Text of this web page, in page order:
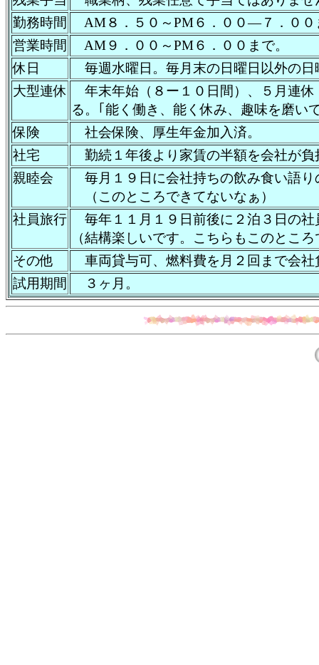
勤務時間
AM８．５０～PM６．００―７．００
営業時間
AM９．００～PM６．００まで。
休日
毎週水曜日。毎月末の日曜日以外の日
大型連休
年末年始（８ー１０日間）、５月連
る。｢能く働き、能く休み、趣味を磨い
保険
社会保険、厚生年金加入済。
社宅
勤続１年後より家賃の半額を会社が
親睦会
毎月１９日に会社持ちの飲み食い語り
（このところできてないなぁ）
社員旅行
毎年１１月１９日前後に２泊３日の社
（結構楽しいです。こちらもこのとこ
その他
車両貸与可、燃料費を月２回まで会社
試用期間
３ヶ月。